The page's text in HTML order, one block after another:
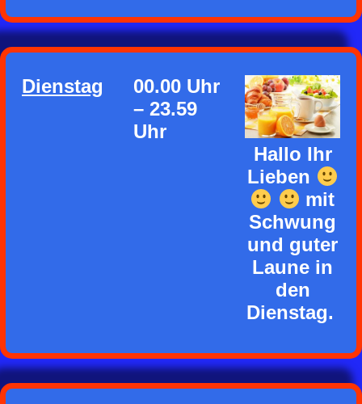
Dienstag
00.00 Uhr
– 23.59
Uhr
Hallo Ihr
Lieben
mit
Schwung
und guter
Laune in
den
Dienstag.